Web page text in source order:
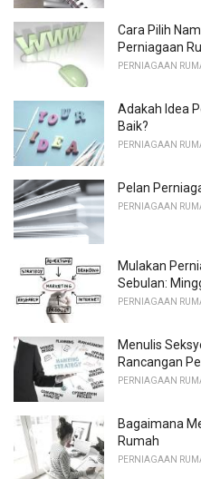
Cara Pilih
Perniagaan
PERNIAGAAN
Adakah Idea
Baik?
PERNIAGAAN
Pelan
PERNIAGAAN
Mulakan
Sebulan:
PERNIAGAAN
Menulis
Rancangan
PERNIAGAAN
Bagaimana
Rumah
PERNIAGAAN